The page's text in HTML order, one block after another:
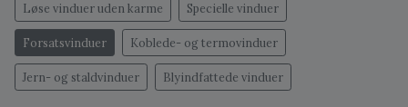
Løse vinduer uden karme Specielle vinduer
Forsatsvinduer Koblede- og termovinduer
Jern- og staldvinduer Blyindfattede vinduer